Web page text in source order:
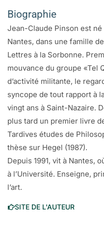
SITUATION, POSITION
Du «poétariat»
«Philosophe et poète»
Par-delà les avant-
«Lançons donc du blé à
Poésie scénique et
II
THÉORÈMES
Sans pourquoi (Du sens)
Poésie et mensonge
Roman et poésie
Biographie
Jean-Claude Pinson est né
Nantes, dans une famille
Lettres à la Sorbonne.
mouvance du groupe «Tel
d’activité militante, le
syncope de tout rapport à
vingt ans à Saint-Nazaire.
plus tard un premier livre
Tardives études de
thèse sur Hegel (1987).
Depuis 1991, vit à Nantes,
à l’Université. Enseigne,
l’art.
SITE DE L'AUTEUR